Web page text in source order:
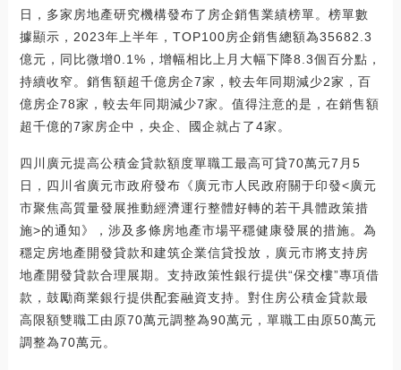
日，多家房地產研究機構發布了房企銷售業績榜單。榜單數
據顯示，2023年上半年，TOP100房企銷售總額為35682.3
億元，同比微增0.1%，增幅相比上月大幅下降8.3個百分點，
持續收窄。銷售額超千億房企7家，較去年同期減少2家，百
億房企78家，較去年同期減少7家。值得注意的是，在銷售額
超千億的7家房企中，央企、國企就占了4家。
四川廣元提高公積金貸款額度單職工最高可貸70萬元7月5
日，四川省廣元市政府發布《廣元市人民政府關于印發<廣元
市聚焦高質量發展推動經濟運行整體好轉的若干具體政策措
施>的通知》，涉及多條房地產市場平穩健康發展的措施。為
穩定房地產開發貸款和建筑企業信貸投放，廣元市將支持房
地產開發貸款合理展期。支持政策性銀行提供“保交樓”專項借
款，鼓勵商業銀行提供配套融資支持。對住房公積金貸款最
高限額雙職工由原70萬元調整為90萬元，單職工由原50萬元
調整為70萬元。